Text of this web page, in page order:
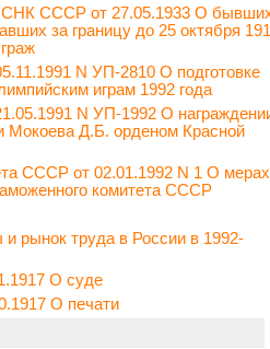
СССР от 27.05.1933 О
за границу до 25 октября
N УП-2810 О подготовке
играм 1992 года
N УП-1992 О
Мокоева Д.Б. орденом Красной
СССР от 02.01.1992 N 1 О
комитета СССР
рынок труда в России в 1992-
О суде
О печати